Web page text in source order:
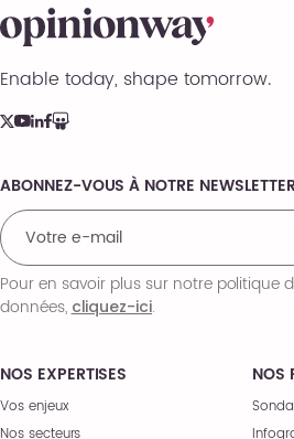
Enable today, shape tomorrow.
NOS EXPERTISES
Vos enjeux
Nos secteurs
NOS
Comments
ABONNEZ-VOUS À NOTRE NEWSLETTER
Pour en savoir plus sur notre politique
données,cliquez-ici.